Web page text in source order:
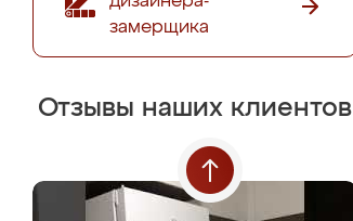
замерщика
Отзывы наших клиентов